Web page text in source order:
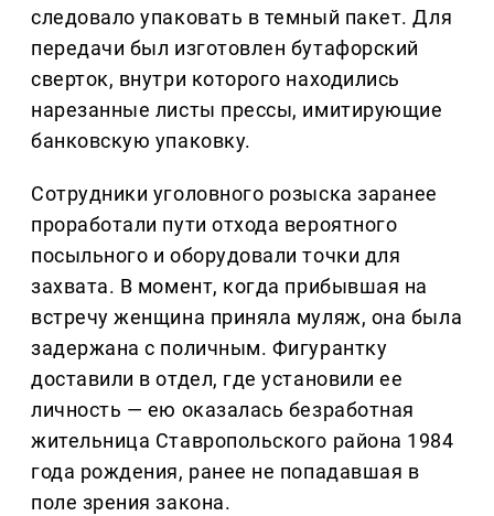
следовало упаковать в темный пакет. Для
передачи был изготовлен бутафорский
сверток, внутри которого находились
нарезанные листы прессы, имитирующие
банковскую упаковку.
Сотрудники уголовного розыска заранее
проработали пути отхода вероятного
посыльного и оборудовали точки для
захвата. В момент, когда прибывшая на
встречу женщина приняла муляж, она была
задержана с поличным. Фигурантку
доставили в отдел, где установили ее
личность — ею оказалась безработная
жительница Ставропольского района 1984
года рождения, ранее не попадавшая в
поле зрения закона.